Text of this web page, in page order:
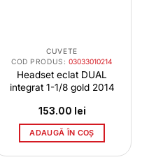
CUVETE
COD PRODUS: 03033010214
Headset eclat DUAL
integrat 1-1/8 gold 2014
153.00 lei
ADAUGĂ ÎN COȘ